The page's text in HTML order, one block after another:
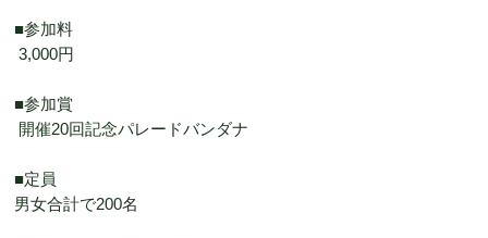
■参加料
3,000円
■参加賞
開催20回記念パレードバンダナ
■定員
男女合計で200名